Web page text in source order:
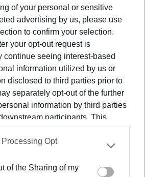
of your personal or sensitive
advertising by us, please use
to confirm your selection.
your opt-out request is
continue seeing interest-based
information utilized by us or
disclosed to third parties prior to
separately opt-out of the further
information by third parties
participants. This
be disclosed by us to third parties
Participants
that may
other third parties.
website/app uses one or more
Opt
of the Sharing of my
λέει ότι οι τελειομανείς γύρω
με κάθε τρόπο, όπου
μας, θέλοντας να επωμιστούν
το αύριο και θυσιάζοντας το δικό
κάποια αναστάτωση, αλλά
παιδιά να τους μειώνουμε ή να
απλά και κυνικά, ανθρώπινα…